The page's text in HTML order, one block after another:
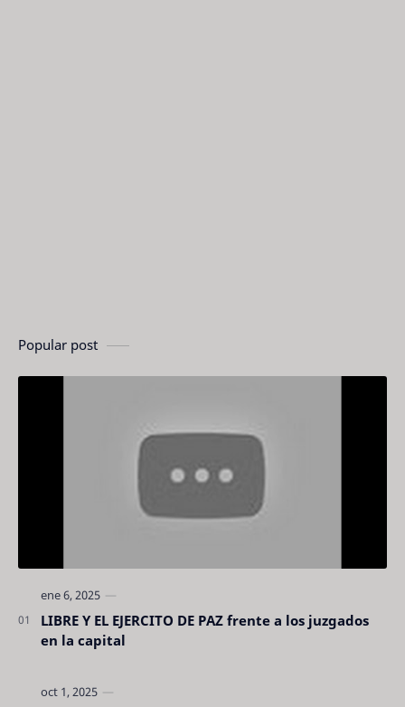
Popular post
LIBRE Y EL EJERCITO DE PAZ frente a los juzgados
en la capital